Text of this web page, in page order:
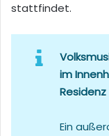
stattfindet.
im
Residenz
Ein